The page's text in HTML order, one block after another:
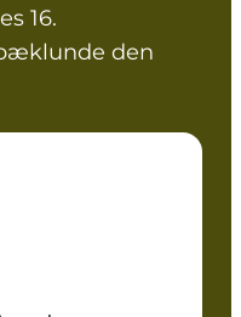
16.
den